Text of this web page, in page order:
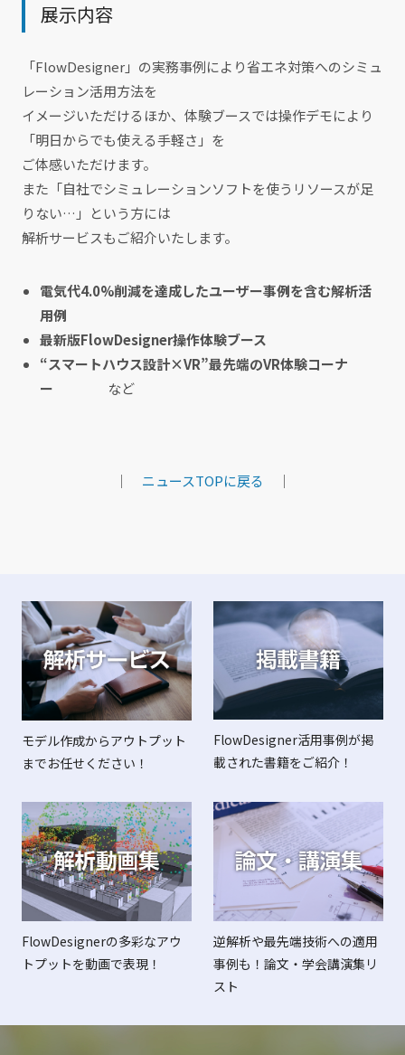
展示内容
「FlowDesigner」の実務事例により省エネ対策へのシミュ
レーション活用方法を
イメージいただけるほか、体験ブースでは操作デモにより
「明日からでも使える手軽さ」を
ご体感いただけます。
また「自社でシミュレーションソフトを使うリソースが足
りない…」という方には
解析サービスもご紹介いたします。
電気代4.0%削減を達成したユーザー事例を含む解析活
用例
最新版FlowDesigner操作体験ブース
“スマートハウス設計×VR”最先端のVR体験コーナ
ー
など
｜ ニュースTOPに戻る ｜
モデル作成からアウトプット
までお任せください！
FlowDesigner活用事例が掲
載された書籍をご紹介！
FlowDesignerの多彩なアウ
トプットを動画で表現！
逆解析や最先端技術への適用
事例も！論文・学会講演集リ
スト